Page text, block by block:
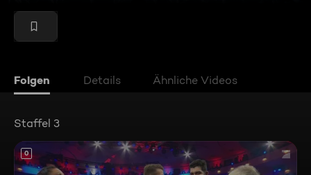
Folgen Details Ähnliche Videos
Staffel 3
0